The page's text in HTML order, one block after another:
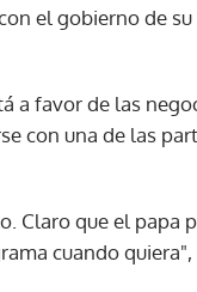
el gobierno de su
a favor de las
con una de las
Claro que el papa
cuando quiera",